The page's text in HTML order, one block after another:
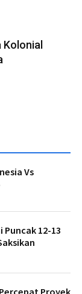
Kolonial
Vs
Puncak 12-13
Proyek